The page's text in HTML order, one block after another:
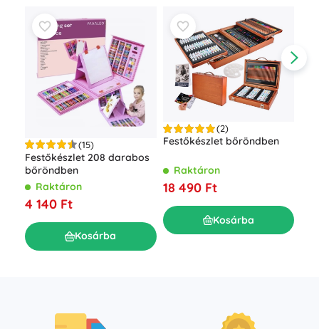
(15)
Festőkészlet 208 darabos
bőröndben
Raktáron
4 140 Ft
Kosárba
(2)
Festőkészlet bőröndben
Raktáron
18 490 Ft
Kosárba